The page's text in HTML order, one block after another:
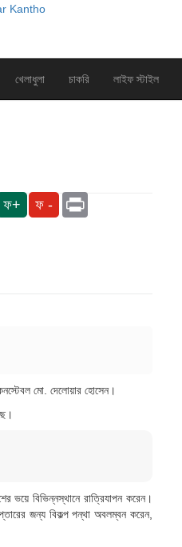
খেলাধুলা চাকরি লাইফ স্টাইল
ফ+ ফ - Print
মো. দেলোয়ার হোসেন।
ভয়ে বিভিন্নস্থানে রাত্রিযাপন করেন।
জন্য বিকল্প পন্থা অবলম্বন করেন,